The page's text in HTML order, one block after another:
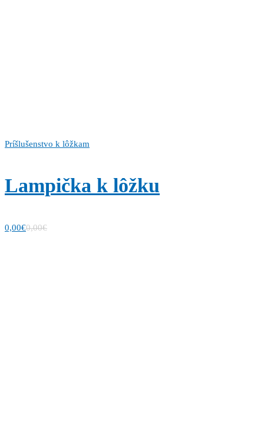
Príšlušenstvo k lôžkam
Lampička k lôžku
0,00€0,00€